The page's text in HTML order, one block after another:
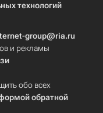
технологий
group@ria.ru
и рекламы
обо всех
обратной